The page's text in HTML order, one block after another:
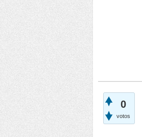
0
votos